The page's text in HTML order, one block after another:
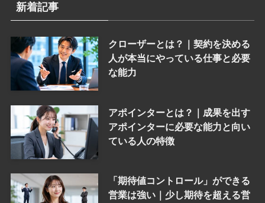
新着記事
クローザーとは？｜契約を決める
人が本当にやっている仕事と必要
な能力
アポインターとは？｜成果を出す
アポインターに必要な能力と向い
ている人の特徴
「期待値コントロール」ができる
営業は強い｜少し期待を超える営